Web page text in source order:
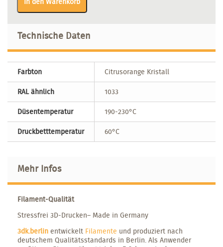
Technische Daten
Farbton
Citrusorange Kristall
RAL ähnlich
1033
Düsentemperatur
190-230°C
Druckbetttemperatur
60°C
Mehr Infos
Filament-Qualität
Stressfrei 3D-Drucken– Made in Germany
3dk.berlin entwickelt Filamente und produziert nach
deutschem Qualitätsstandards in Berlin. Als Anwender